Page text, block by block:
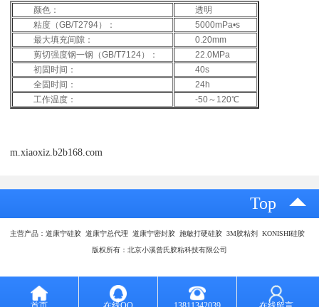
颜色：
透明
粘度（GB/T2794）：
5000mPa•s
最大填充间隙：
0.20mm
剪切强度钢一钢（GB/T7124）：
22.0MPa
初固时间：
40s
全固时间：
24h
工作温度：
-50～120℃
m.xiaoxiz.b2b168.com
Top
主营产品：道康宁硅胶 道康宁总代理 道康宁密封胶 施敏打硬硅胶 3M胶粘剂 KONISHI硅胶
版权所有：北京小溪曾氏胶粘科技有限公司